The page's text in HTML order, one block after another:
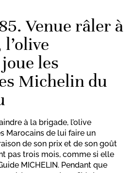
Venue râler à
les
Michelin du
à la brigade, l’olive
Marocains de lui faire un
de son prix et de son goût
pas trois mois, comme si elle
MICHELIN. Pendant que